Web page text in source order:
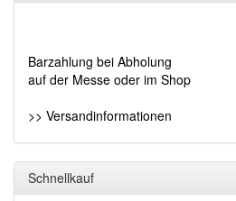
Barzahlung bei Abholung
auf der Messe oder im Shop
>> Versandinformationen
Schnellkauf